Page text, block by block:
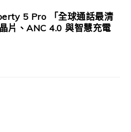
5 Pro 「全球通話最清
片、ANC 4.0 與智慧充電